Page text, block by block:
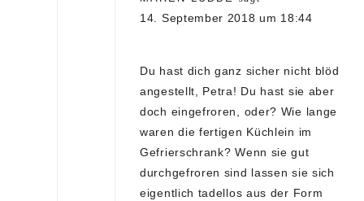
14. September 2018 um 18:44
Du hast dich ganz sicher nicht blöd
angestellt, Petra! Du hast sie aber
doch eingefroren, oder? Wie lange
waren die fertigen Küchlein im
Gefrierschrank? Wenn sie gut
durchgefroren sind lassen sie sich
eigentlich tadellos aus der Form